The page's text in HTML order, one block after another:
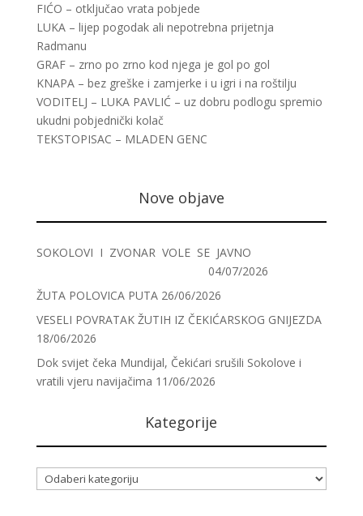
FIĆO – otključao vrata pobjede
LUKA – lijep pogodak ali nepotrebna prijetnja
Radmanu
GRAF – zrno po zrno kod njega je gol po gol
KNAPA – bez greške i zamjerke i u igri i na roštilju
VODITELJ – LUKA PAVLIĆ – uz dobru podlogu spremio
ukudni pobjednički kolač
TEKSTOPISAC – MLADEN GENC
Nove objave
SOKOLOVI I ZVONAR VOLE SE JAVNO
04/07/2026
ŽUTA POLOVICA PUTA 26/06/2026
VESELI POVRATAK ŽUTIH IZ ČEKIĆARSKOG GNIJEZDA
18/06/2026
Dok svijet čeka Mundijal, Čekićari srušili Sokolove i
vratili vjeru navijačima 11/06/2026
Kategorije
Kategorije